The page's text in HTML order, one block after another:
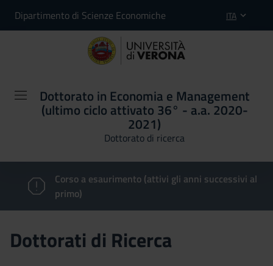
Dipartimento di Scienze Economiche ITA
Dottorato in Economia e Management
(ultimo ciclo attivato 36° - a.a. 2020-
2021)
Dottorato di ricerca
Corso a esaurimento (attivi gli anni successivi al
primo)
Dottorati di Ricerca